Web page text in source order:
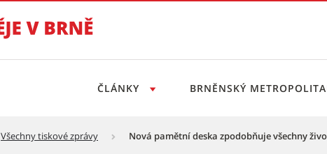
ČLÁNKY BRNĚNSKÝ
Všechny tiskové zprávy Nová pamětní deska zpodobňuje všechny